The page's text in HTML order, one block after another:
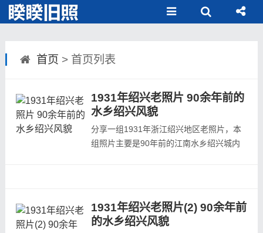
首页 > 首页列表
1931年绍兴老照片 90余年前的
水乡绍兴风貌
分享一组1931年浙江绍兴地区老照片，本
组照片主要是90年前的江南水乡绍兴城内
志的发行日期为1931年4月期，所以本组照
片拍摄时间在1931年4月之前。据考证作者
岛崎役治是1930年秋冬之际从台州前往绍
1931年绍兴老照片(2) 90余年前
的水乡绍兴风貌